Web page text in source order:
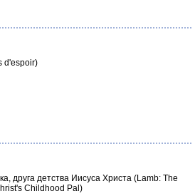
d'espoir)
друга детства Иисуса Христа (Lamb: The
Childhood Pal)